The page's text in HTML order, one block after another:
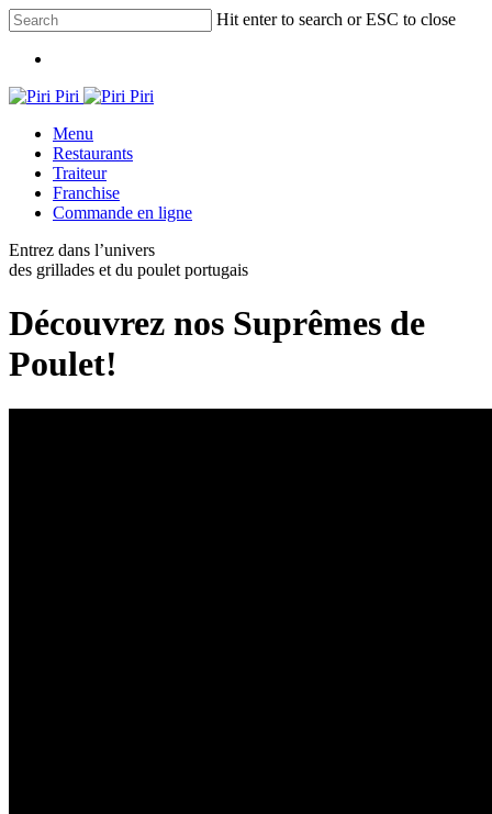
Skip
to
main
Hit enter to search or ESC to close
Search
Menu
Restaurants
Traiteur
Franchise
Commande en ligne
Entrez dans l’univers
des grillades et du poulet portugais
Découvrez nos Suprêmes de
Poulet!